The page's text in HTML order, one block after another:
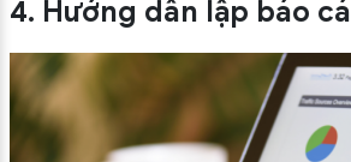
4. Hướng dẫn lập báo